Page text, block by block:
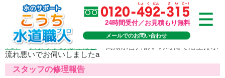
24時間受付／お見積もり無料
メールでのお問い合わせ
TOP>スタッフの修理報告
流れ悪いでお伺いしましたa
スタッフの修理報告